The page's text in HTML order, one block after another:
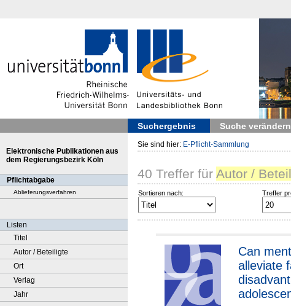
Suchergebnis Suche verändern
Elektronische Publikationen aus
dem Regierungsbezirk Köln
Pflichtabgabe
Ablieferungsverfahren
Listen
Titel
Autor / Beteiligte
Ort
Verlag
Jahr
Sie sind hier: E-Pflicht-Sammlung
40 Treffer für Autor /
Sortieren nach: Treffer
Can
alleviate